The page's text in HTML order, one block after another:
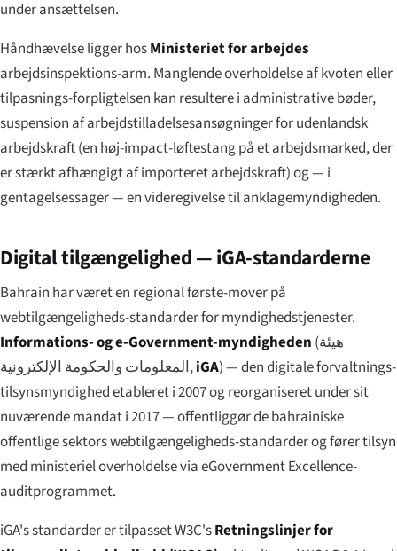
under ansættelsen.
Håndhævelse ligger hosMinisteriet for arbejdes
arbejdsinspektions-arm. Manglende overholdelse af kvoten eller
tilpasnings-forpligtelsen kan resultere i administrative bøder,
suspension af arbejdstilladelsesansøgninger for udenlandsk
arbejdskraft (en høj-impact-løftestang på et arbejdsmarked, der
er stærkt afhængigt af importeret arbejdskraft) og — i
gentagelsessager — en videregivelse til anklagemyndigheden.
Digital tilgængelighed — iGA-standarderne
Bahrain har været en regional første-mover på
webtilgængeligheds-standarder for myndighedstjenester.
Informations- og e-Government-myndigheden (هيئة
المعلومات والحكومة الإلكترونية,iGA) — den digitale forvaltnings-
tilsynsmyndighed etableret i 2007 og reorganiseret under sit
nuværende mandat i 2017 — offentliggør de bahrainiske
offentlige sektors webtilgængeligheds-standarder og fører tilsyn
med ministeriel overholdelse via eGovernment Excellence-
auditprogrammet.
iGA's standarder er tilpasset W3C'sRetningslinjer for